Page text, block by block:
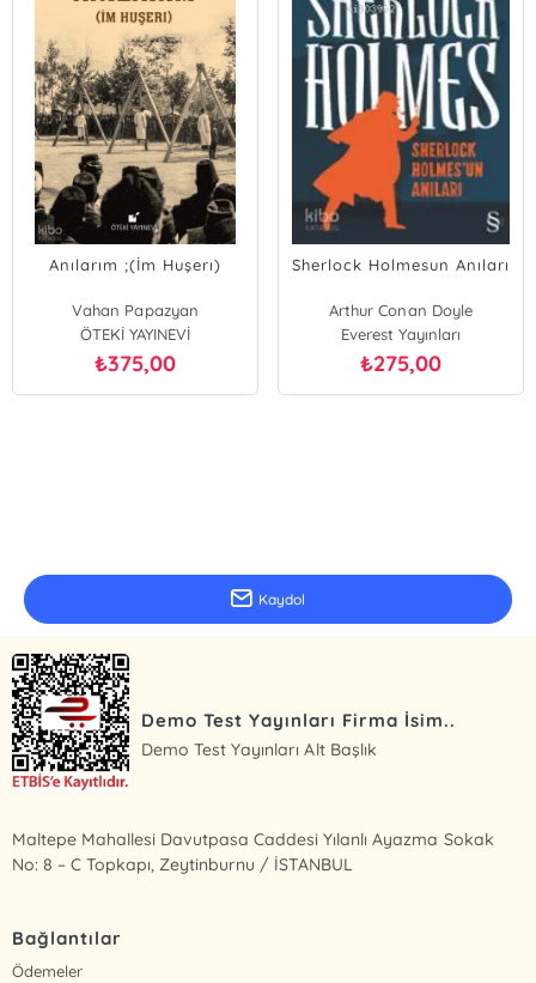
Anılarım ;(İm Huşerı)
Vahan Papazyan
ÖTEKİ YAYINEVİ
₺375,00
Sherlock Holmesun Anıları
Arthur Conan Doyle
Everest Yayınları
₺275,00
Kaydol
Demo Test Yayınları Firma İsim..
Demo Test Yayınları Alt Başlık
Maltepe Mahallesi Davutpasa Caddesi Yılanlı Ayazma Sokak
No: 8 – C Topkapı, Zeytinburnu / İSTANBUL
Bağlantılar
Ödemeler